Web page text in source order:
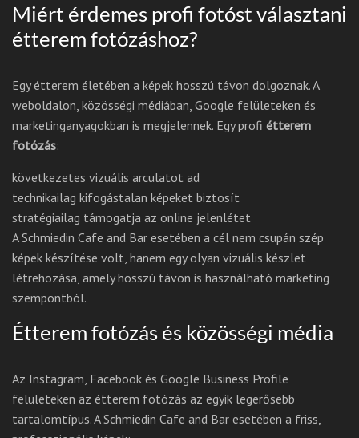
Miért érdemes profi fotóst választani
étterem fotózáshoz?
Egy étterem életében a képek hosszú távon dolgoznak. A
weboldalon, közösségi médiában, Google felületeken és
marketinganyagokban is megjelennek. Egy profi étterem
fotózás:
következetes vizuális arculatot ad
technikailag kifogástalan képeket biztosít
stratégiailag támogatja az online jelenlétet
A Schmiedin Cafe and Bar esetében a cél nem csupán szép
képek készítése volt, hanem egy olyan vizuális készlet
létrehozása, amely hosszú távon is használható marketing
szempontból.
Étterem fotózás és közösségi média
Az Instagram, Facebook és Google Business Profile
felületeken az étterem fotózás az egyik legerősebb
tartalomtípus. A Schmiedin Cafe and Bar esetében a friss,